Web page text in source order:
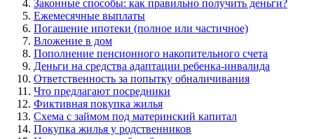
Законные способы: как правильно получить деньги?
Ежемесячные выплаты
Погашение ипотеки (полное или частичное)
Вложение в дом
Пополнение пенсионного накопительного счета
Деньги на средства адаптации ребенка-инвалида
Ответственность за попытку обналичивания
Что предлагают посредники
Фиктивная покупка жилья
Схема с займом под материнский капитал
Покупка жилья у родственников